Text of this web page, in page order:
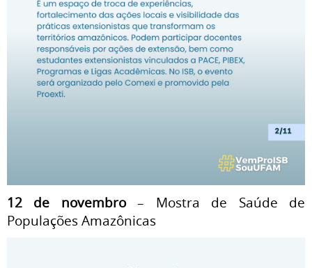
12 de novembro– Mostra de Saúde de
Populações Amazônicas